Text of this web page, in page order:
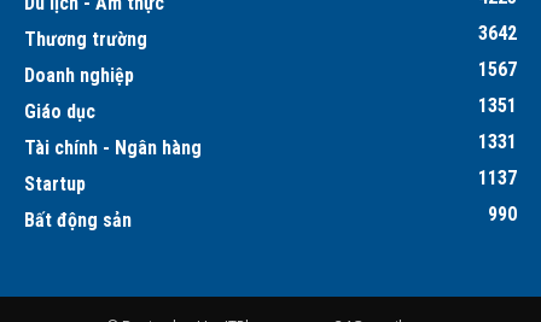
Thương trường
3642
Doanh nghiệp
1567
Giáo dục
1351
Tài chính - Ngân hàng
1331
Startup
1137
Bất động sản
990